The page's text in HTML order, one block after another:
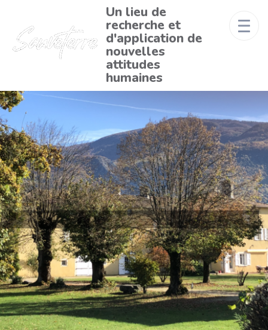
Un lieu de
recherche et
d'application de
nouvelles
attitudes
humaines